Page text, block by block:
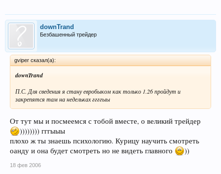
downTrand
Безбашенный трейдер
gviper сказал(а):
downTrand
П.С. Для сведения я стану евробыком как только 1.26 пройдут и
закрепятся там на недельках ггггыы
От тут мы и посмеемся с тобой вместе, о великий трейдер
)))))))) гггыыы
плохо ж ты знаешь психологию. Курицу научить смотреть
оанду и она будет смотреть но не видеть главного
))
18 фев 2006